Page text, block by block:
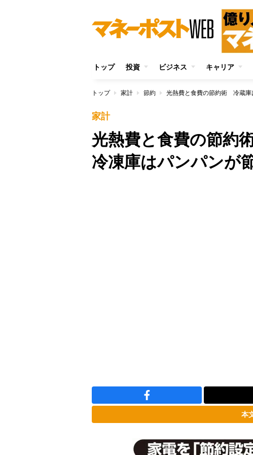
トップ 投資 ビジネス キャリア
トップ 家計 節約 光熱費と食費の節約術 冷蔵庫
家計
光熱費と食費の節約
冷凍庫はパンパンが
本